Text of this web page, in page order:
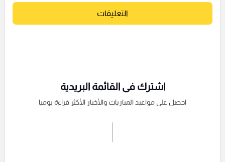
التعليقات
اشترك فى القائمة البريدية
احصل على مواعيد المباريات والأخبار الأكثر قراءة يوميا